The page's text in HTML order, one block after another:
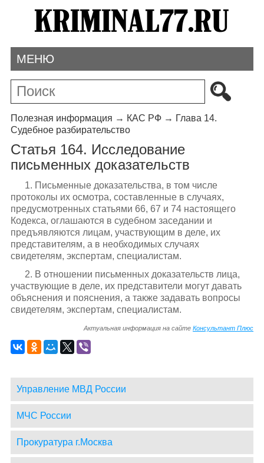
МЕНЮ
Полезная информация → КАС РФ→ Глава 14.
Судебное разбирательство
Статья 164. Исследование
письменных доказательств
1. Письменные доказательства, в том числе
протоколы их осмотра, составленные в случаях,
предусмотренных статьями 66, 67 и 74 настоящего
Кодекса, оглашаются в судебном заседании и
предъявляются лицам, участвующим в деле, их
представителям, а в необходимых случаях
свидетелям, экспертам, специалистам.
2. В отношении письменных доказательств лица,
участвующие в деле, их представители могут давать
объяснения и пояснения, а также задавать вопросы
свидетелям, экспертам, специалистам.
Актуальная информация на сайтеКонсультант Плюс
Управление МВД России
МЧС России
Прокуратура г.Москва